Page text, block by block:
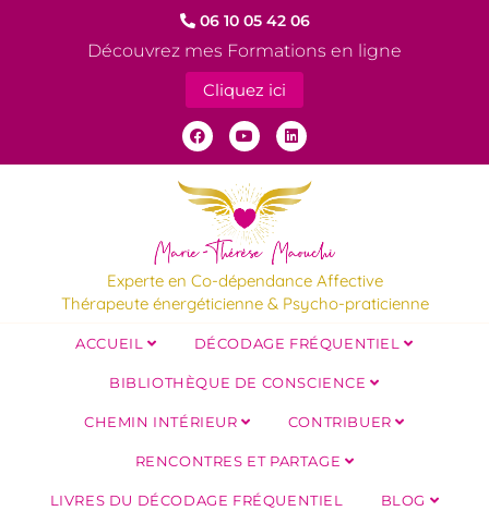
06 10 05 42 06
Découvrez mes Formations en ligne
Cliquez ici
Experte en Co-dépendance Affective
Thérapeute énergéticienne & Psycho-praticienne
ACCUEIL DÉCODAGE FRÉQUENTIEL
BIBLIOTHÈQUE DE CONSCIENCE
CHEMIN INTÉRIEUR CONTRIBUER
RENCONTRES ET PARTAGE
LIVRES DU DÉCODAGE FRÉQUENTIEL BLOG